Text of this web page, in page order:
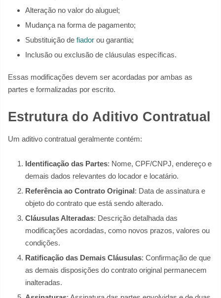
Alteração no valor do aluguel;
Mudança na forma de pagamento;
Substituição de fiador ou garantia;
Inclusão ou exclusão de cláusulas específicas.
Essas modificações devem ser acordadas por ambas as
partes e formalizadas por escrito.
Estrutura do Aditivo Contratual
Um aditivo contratual geralmente contém:
Identificação das Partes: Nome, CPF/CNPJ, endereço e
demais dados relevantes do locador e locatário.
Referência ao Contrato Original: Data de assinatura e
objeto do contrato que está sendo alterado.
Cláusulas Alteradas: Descrição detalhada das
modificações acordadas, como novos prazos, valores ou
condições.
Ratificação das Demais Cláusulas: Confirmação de que
as demais disposições do contrato original permanecem
inalteradas.